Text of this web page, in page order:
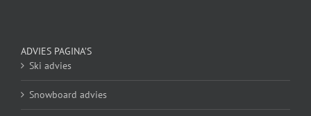
ADVIES PAGINA’S
Ski advies
Snowboard advies